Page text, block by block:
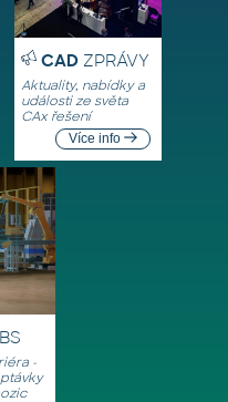
CADZPRÁVY
Aktuality, nabídky a
události ze světa
CAx řešení
Více info
-